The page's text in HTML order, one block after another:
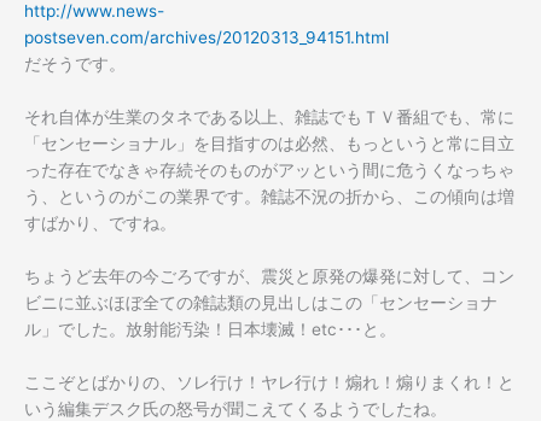
http://www.news-
postseven.com/archives/20120313_94151.html
だそうです。
それ自体が生業のタネである以上、雑誌でもＴＶ番組でも、常に
「センセーショナル」を目指すのは必然、もっというと常に目立
った存在でなきゃ存続そのものがアッという間に危うくなっちゃ
う、というのがこの業界です。雑誌不況の折から、この傾向は増
すばかり、ですね。
ちょうど去年の今ごろですが、震災と原発の爆発に対して、コン
ビニに並ぶほぼ全ての雑誌類の見出しはこの「センセーショナ
ル」でした。放射能汚染！日本壊滅！etc･･･と。
ここぞとばかりの、ソレ行け！ヤレ行け！煽れ！煽りまくれ！と
いう編集デスク氏の怒号が聞こえてくるようでしたね。